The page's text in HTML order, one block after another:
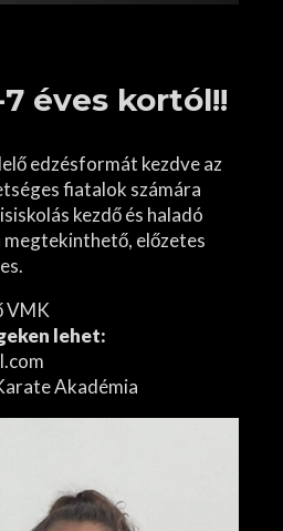
éves kortól!!
edzésformát kezdve az
fiatalok számára
kezdő és haladó
megtekinthető, előzetes
VMK
lehet:
Akadémia